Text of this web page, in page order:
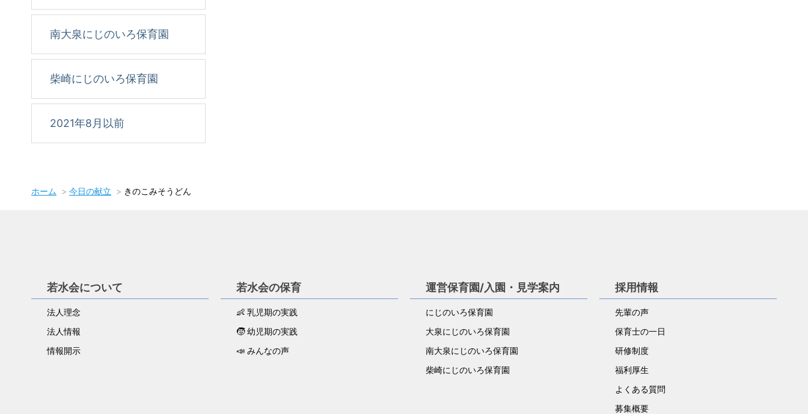
南大泉にじのいろ保育園
柴崎にじのいろ保育園
2021年8月以前
ホーム 今日の献立 きのこみそうどん
若水会について
法人理念
法人情報
情報開示
若水会の保育
👶 乳児期の実践
🧒 幼児期の実践
📣 みんなの声
運営保育園/入園・見学案内
にじのいろ保育園
大泉にじのいろ保育園
南大泉にじのいろ保育園
柴崎にじのいろ保育園
採用情報
先輩の声
保育士の一日
研修制度
福利厚生
よくある質問
募集概要